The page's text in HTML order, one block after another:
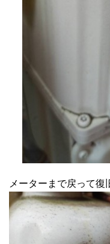
メーターまで戻って復